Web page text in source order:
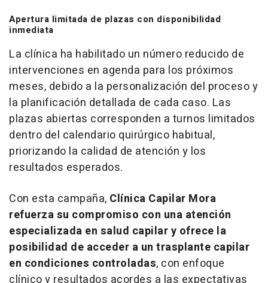
Apertura limitada de plazas con disponibilidad
inmediata
La clínica ha habilitado un número reducido de
intervenciones en agenda para los próximos
meses, debido a la personalización del proceso y
la planificación detallada de cada caso. Las
plazas abiertas corresponden a turnos limitados
dentro del calendario quirúrgico habitual,
priorizando la calidad de atención y los
resultados esperados.
Con esta campaña, Clínica Capilar Mora
refuerza su compromiso con una atención
especializada en salud capilar y ofrece la
posibilidad de acceder a un trasplante capilar
en condiciones controladas, con enfoque